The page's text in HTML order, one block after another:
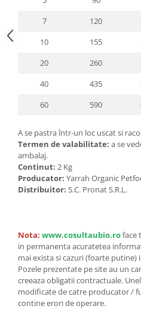
7
120
10
155
20
260
40
435
60
590
A se pastra într-un loc uscat si
Termen de valabilitate: a se
ambalaj.
Continut: 2 Kg
Producator: Yarrah Organic
Distribuitor: S.C. Pronat S.R.L.
Nota: www.cosultaubio.roface
in permanenta acuratetea
mai exista si cazuri (foarte
Pozele prezentate pe site au un
creeaza obligatii contractuale.
modificate de catre producator /
contine erori de operare.